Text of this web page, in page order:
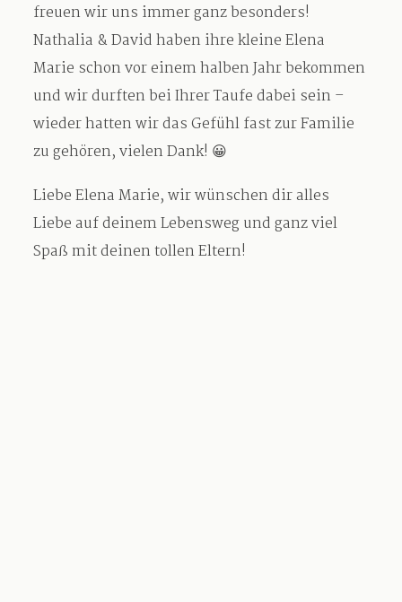
freuen wir uns immer ganz besonders!
Nathalia & David haben ihre kleine Elena
Marie schon vor einem halben Jahr bekommen
und wir durften bei Ihrer Taufe dabei sein –
wieder hatten wir das Gefühl fast zur Familie
zu gehören, vielen Dank! 😀
Liebe Elena Marie, wir wünschen dir alles
Liebe auf deinem Lebensweg und ganz viel
Spaß mit deinen tollen Eltern!